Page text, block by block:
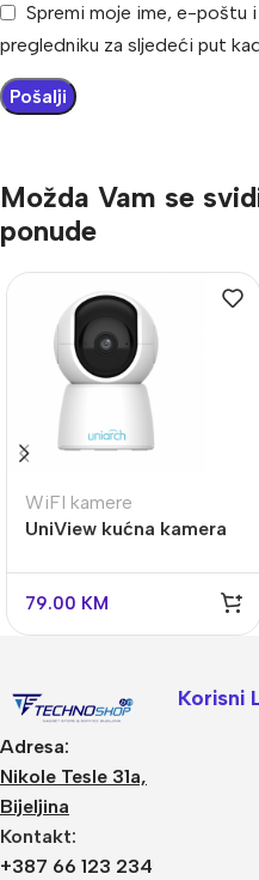
Spremi moje ime, e-poštu
pregledniku za sljedeći put
Možda Vam se
ponude
WiFI kamere
UniView kućna kamera
karticom 64 GB
79.00 KM
Adresa:
Nikole Tesle 31a,
Bijeljina
Kontakt:
+387 66 123 234
Korisni